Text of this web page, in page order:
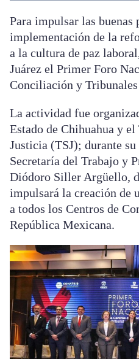
Para impulsar las buenas
implementación de la
a la cultura de paz
Juárez el Primer Foro
Conciliación y
La actividad fue
Estado de Chihuahua y
Justicia (TSJ); durante
Secretaría del Trabajo y
Diódoro Siller Argüello,
impulsará la creación de
a todos los Centros de
República Mexicana.